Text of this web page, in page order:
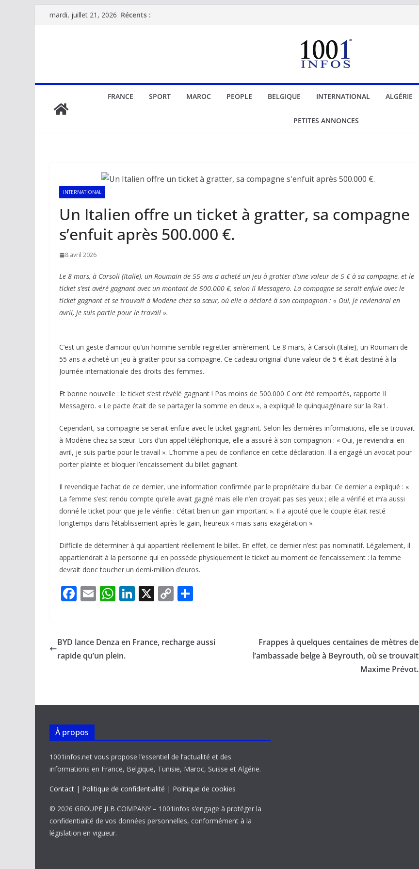
Passermardi, juillet 21, 2026 Récents :
FRANCE SPORT MAROC PEOPLE BELGIQUE INTERNATIONAL ALGÉRIE
PETITES ANNONCES
INTERNATIONAL
Un Italien offre un ticket à gratter, sa compagne
s’enfuit après 500.000 €.
8 avril 2026
Le 8 mars, à Carsoli (Italie), un Roumain de 55 ans a acheté un jeu à gratter d’une valeur de 5 € à sa compagne, et le
ticket s’est avéré gagnant avec un montant de 500.000 €, selon Il Messagero. La compagne se serait enfuie avec le
ticket gagnant et se trouvait à Modène chez sa sœur, où elle a déclaré à son compagnon : « Oui, je reviendrai en
avril, je suis partie pour le travail ».
C’est un geste d’amour qu’un homme semble regretter amèrement. Le 8 mars, à Carsoli (Italie), un Roumain de
55 ans a acheté un jeu à gratter pour sa compagne. Ce cadeau original d’une valeur de 5 € était destiné à la
Journée internationale des droits des femmes.
Et bonne nouvelle : le ticket s’est révélé gagnant ! Pas moins de 500.000 € ont été remportés, rapporte Il
Messagero. « Le pacte était de se partager la somme en deux », a expliqué le quinquagénaire sur la Rai1.
Cependant, sa compagne se serait enfuie avec le ticket gagnant. Selon les dernières informations, elle se trouvait
à Modène chez sa sœur. Lors d’un appel téléphonique, elle a assuré à son compagnon : « Oui, je reviendrai en
avril, je suis partie pour le travail ». L’homme a peu de confiance en cette déclaration. Il a engagé un avocat pour
porter plainte et bloquer l’encaissement du billet gagnant.
Il revendique l’achat de ce dernier, une information confirmée par le propriétaire du bar. Ce dernier a expliqué : «
La femme s’est rendu compte qu’elle avait gagné mais elle n’en croyait pas ses yeux ; elle a vérifié et m’a aussi
donné le ticket pour que je le vérifie : c’était bien un gain important ». Il a ajouté que le couple était resté
longtemps dans l’établissement après le gain, heureux « mais sans exagération ».
Difficile de déterminer à qui appartient réellement le billet. En effet, ce dernier n’est pas nominatif. Légalement, il
appartiendrait à la personne qui en possède physiquement le ticket au moment de l’encaissement : la femme
devrait donc toucher un demi-million d’euros.
F
b
o
E
l
W
s
A
Li
e
X C
y g
BYD lance Denza en France, recharge aussi
rapide qu’un plein.
Frappes à quelques centaines de mètres de
l’ambassade belge à Beyrouth, où se trouvait
Maxime Prévot.
À propos
1001infos.net vous propose l’essentiel de l’actualité et des
informations en France, Belgique, Tunisie, Maroc, Suisse et Algérie.
Contact | Politique de confidentialité | Politique de cookies
© 2026 GROUPE JLB COMPANY – 1001infos s’engage à protéger la
confidentialité de vos données personnelles, conformément à la
législation en vigueur.